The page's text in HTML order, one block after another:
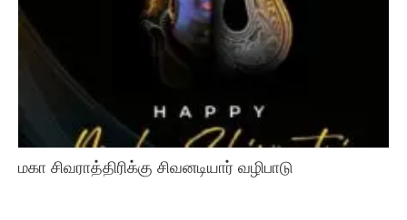
மகா சிவராத்திரிக்கு சிவனடியார் வழிபாடு